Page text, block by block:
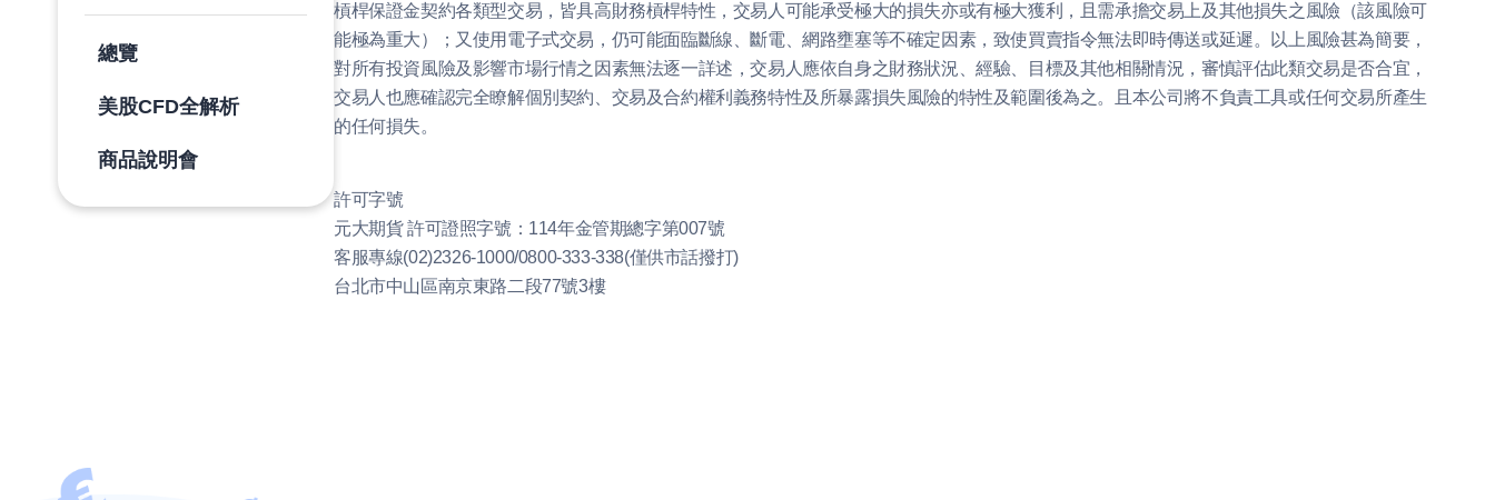
總覽
美股CFD全解析
商品說明會
槓桿保證金契約各類型交易，皆具高財務槓桿特性，交易人可能承受極大的損失亦或有極大獲利，且需承擔交易上及其他損失之風險（該風險可
能極為重大）；又使用電子式交易，仍可能面臨斷線、斷電、網路壅塞等不確定因素，致使買賣指令無法即時傳送或延遲。以上風險甚為簡要，
對所有投資風險及影響市場行情之因素無法逐一詳述，交易人應依自身之財務狀況、經驗、目標及其他相關情況，審慎評估此類交易是否合宜，
交易人也應確認完全瞭解個別契約、交易及合約權利義務特性及所暴露損失風險的特性及範圍後為之。且本公司將不負責工具或任何交易所產生
的任何損失。
許可字號
元大期貨 許可證照字號：114年金管期總字第007號
客服專線(02)2326-1000/0800-333-338(僅供市話撥打)
台北市中山區南京東路二段77號3樓